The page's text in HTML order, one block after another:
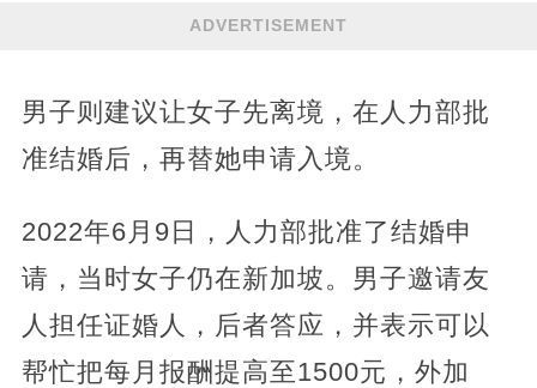
ADVERTISEMENT
男子则建议让女子先离境，在人力部批
准结婚后，再替她申请入境。
2022年6月9日，人力部批准了结婚申
请，当时女子仍在新加坡。男子邀请友
人担任证婚人，后者答应，并表示可以
帮忙把每月报酬提高至1500元，外加